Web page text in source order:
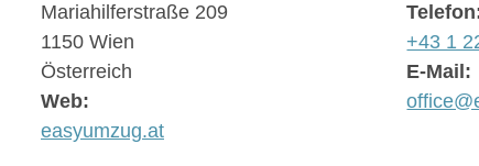
Mariahilferstraße 209
1150 Wien
Österreich
Web:
easyumzug.at
+43 1
E-Mail: